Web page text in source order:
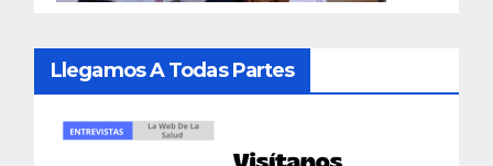
Llegamos A Todas Partes